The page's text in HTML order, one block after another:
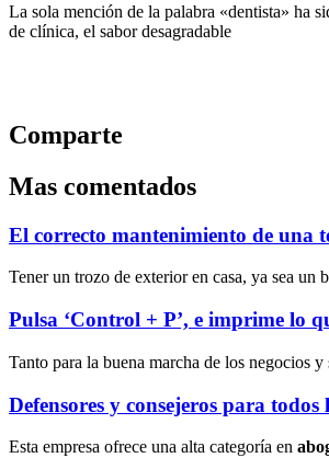
La sola mención de la palabra «dentista» ha
de clínica, el sabor desagradable
Comparte
Mas comentados
El correcto mantenimiento de una
Tener un trozo de exterior en casa, ya sea
Pulsa ‘Control + P’, e imprime lo
Tanto para la buena marcha de los negocios
Defensores y consejeros para todos
Esta empresa ofrece una alta categoría en